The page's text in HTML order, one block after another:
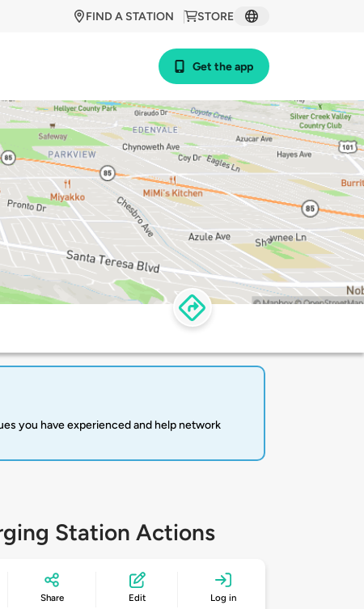
STORE
FIND A STATION
Get the app
you have experienced and help network
Station Actions
Share Edit Log in